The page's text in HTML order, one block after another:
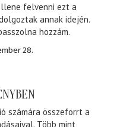
felvenni ezt a
annak idején.
hozzám.
28.
számára összeforrt a
Több mint